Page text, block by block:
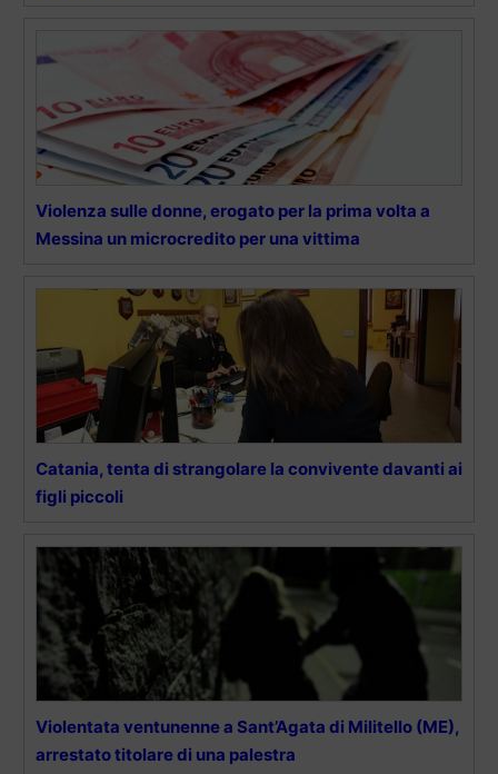
Violenza sulle donne, erogato per la prima volta a
Messina un microcredito per una vittima
Catania, tenta di strangolare la convivente davanti ai
figli piccoli
Violentata ventunenne a Sant’Agata di Militello (ME),
arrestato titolare di una palestra